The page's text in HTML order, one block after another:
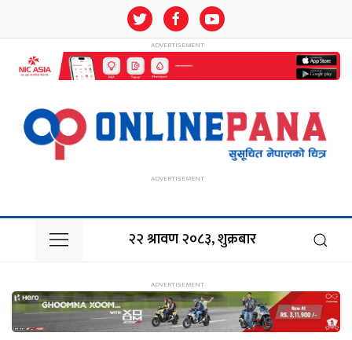
२२ श्रावण २०८३, शुक्रबार